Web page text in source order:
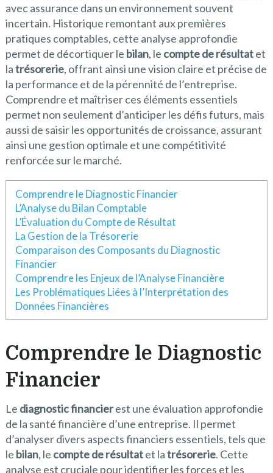
avec assurance dans un environnement souvent
incertain. Historique remontant aux premières
pratiques comptables, cette analyse approfondie
permet de décortiquer le bilan, le compte de résultatet
latrésorerie, offrant ainsi une vision claire et précise de
la performance et de la pérennité de l’entreprise.
Comprendre et maîtriser ces éléments essentiels
permet non seulement d’anticiper les défis futurs, mais
aussi de saisir les opportunités de croissance, assurant
ainsi une gestion optimale et une compétitivité
renforcée sur le marché.
Comprendre le Diagnostic Financier
L’Analyse du Bilan Comptable
L’Évaluation du Compte de Résultat
La Gestion de la Trésorerie
Comparaison des Composants du Diagnostic
Financier
Comprendre les Enjeux de l’Analyse Financière
Les Problématiques Liées à l’Interprétation des
Données Financières
Comprendre le Diagnostic
Financier
Le diagnostic financierest une évaluation approfondie
de la santé financière d’une entreprise. Il permet
d’analyser divers aspects financiers essentiels, tels que
le bilan, le compte de résultatet latrésorerie. Cette
analyse est cruciale pour identifier les forces et les